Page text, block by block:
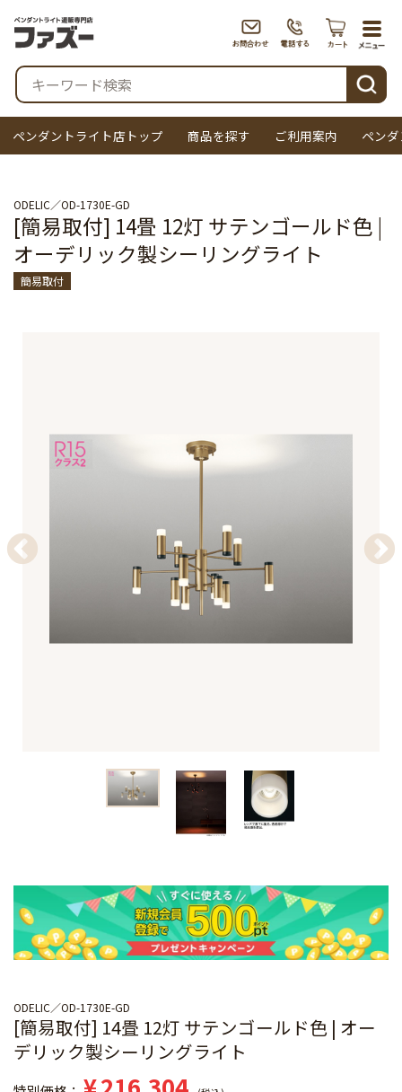
検索
ペンダントライト店トップ 商品を探す ご利用案内 ペン
ODELIC OD-1730E-GD
[簡易取付] 14畳 12灯 サテンゴールド色 |
オーデリック製シーリングライト
簡易取付
ODELIC OD-1730E-GD
[簡易取付] 14畳 12灯 サテンゴールド色 | オー
デリック製シーリングライト